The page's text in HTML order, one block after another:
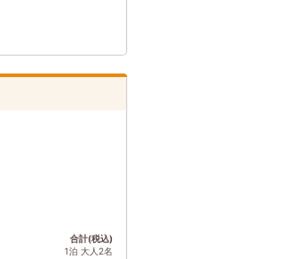
合計(税込)
1泊 大人2名